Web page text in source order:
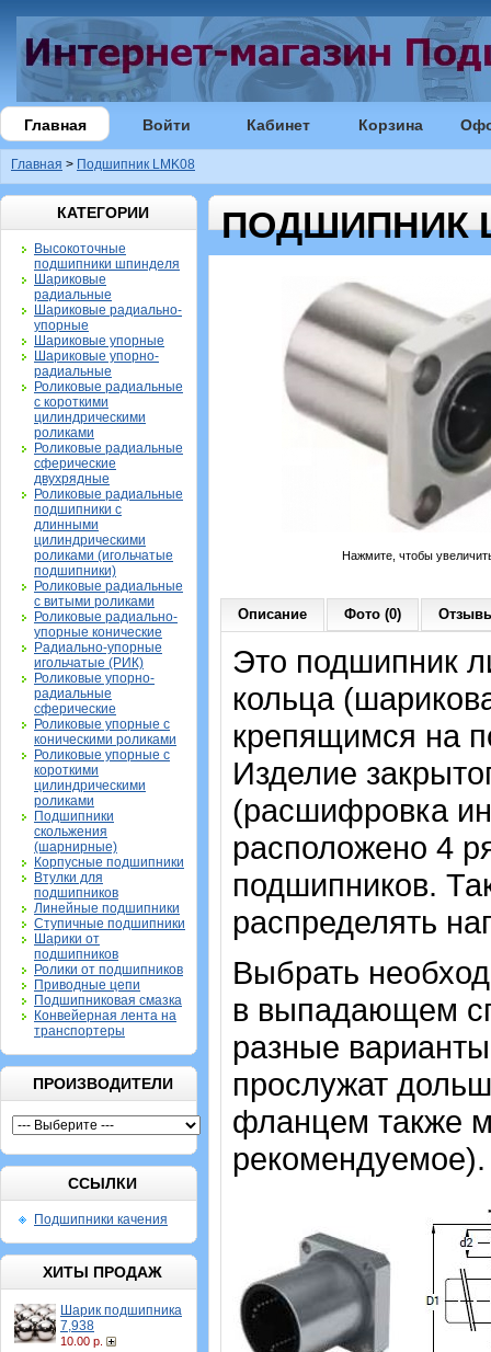
Главная Войти Кабинет Корзина
Главная > Подшипник LMK08
КАТЕГОРИИ
Высокоточные
подшипники шпинделя
Шариковые
радиальные
Шариковые радиально-
упорные
Шариковые упорные
Шариковые упорно-
радиальные
Роликовые радиальные
с короткими
цилиндрическими
роликами
Роликовые радиальные
сферические
двухрядные
Роликовые радиальные
подшипники с
длинными
цилиндрическими
роликами (игольчатые
подшипники)
Роликовые радиальные
с витыми роликами
Роликовые радиально-
упорные конические
Радиально-упорные
игольчатые (РИК)
Роликовые упорно-
радиальные
сферические
Роликовые упорные с
коническими роликами
Роликовые упорные с
короткими
цилиндрическими
роликами
Подшипники
скольжения
(шарнирные)
Корпусные подшипники
Втулки для
подшипников
Линейные подшипники
Ступичные подшипники
Шарики от
подшипников
Ролики от подшипников
Приводные цепи
Подшипниковая смазка
Конвейерная лента на
транспортеры
ПРОИЗВОДИТЕЛИ
ССЫЛКИ
Подшипники качения
ХИТЫ ПРОДАЖ
Шарик подшипника
7,938
10.00 р.
ПОДШИПНИК
Нажмите, чтобы
Описание Фото (0)
Это подшипник
кольца
крепящимся на
Изделие
(расшифровка
расположено 4
подшипников.
распределять
Выбрать
в выпадающем
разные
прослужат
фланцем также
рекомендуемое).